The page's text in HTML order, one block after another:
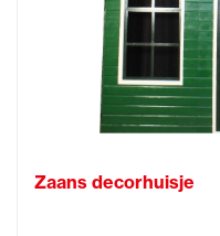
Zaans decorhuisje